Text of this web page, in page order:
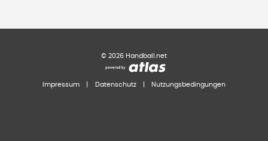
© 2026 Handball.net
Impressum Datenschutz Nutzungsbedingungen